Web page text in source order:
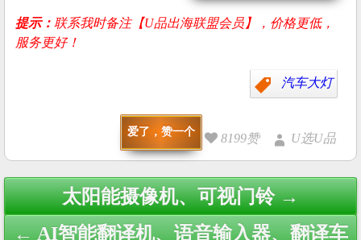
提示：联系我时备注【U品出海联盟会员】，价格更低，
服务更好！
汽车大灯
爱了，赞一个 8199赞 U选U品
Post
navigation
太阳能摄像机、可视门铃 →
← AI智能翻译机、语音输入器、翻译车